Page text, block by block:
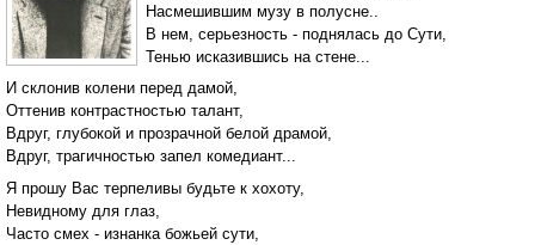
Насмешившим музу в полусне..
В нем, серьезность - поднялась до Сути,
Тенью исказившись на стене...
И cклонив колени перед дамой,
Оттенив контрастностью талант,
Вдруг, глубокой и прозрачной белой драмой,
Вдруг, трагичностью запел комедиант...
Я прошу Вас терпеливы будьте к хохоту,
Невидному для глаз,
Часто смех - изнанка божьей сути,